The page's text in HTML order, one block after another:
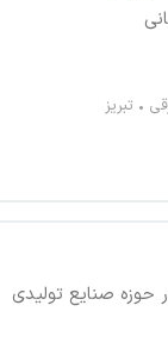
تبریز
حوزه صنایع تولیدی